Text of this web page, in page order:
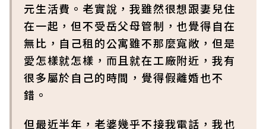
元生活費。老實說，我雖然很想跟妻兒住
在一起，但不受岳父母管制，也覺得自在
無比，自己租的公寓雖不那麼寬敞，但是
愛怎樣就怎樣，而且就在工廠附近，我有
很多屬於自己的時間，覺得假離婚也不
錯。
但最近半年，老婆幾乎不接我電話，我也